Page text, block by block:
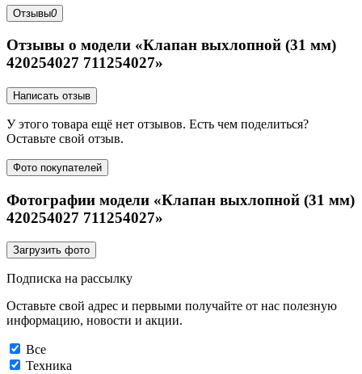
Отзывы0
Отзывы о модели «Клапан выхлопной (31 мм)
420254027 711254027»
Написать отзыв
У этого товара ещё нет отзывов. Есть чем поделиться?
Оставьте свой отзыв.
Фото покупателей
Фотографии модели «Клапан выхлопной (31 мм)
420254027 711254027»
Загрузить фото
Подписка на рассылку
Оставьте свой адрес и первыми получайте от нас полезную
информацию, новости и акции.
Все
Техника